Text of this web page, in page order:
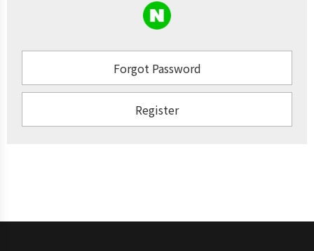
Forgot Password
Register